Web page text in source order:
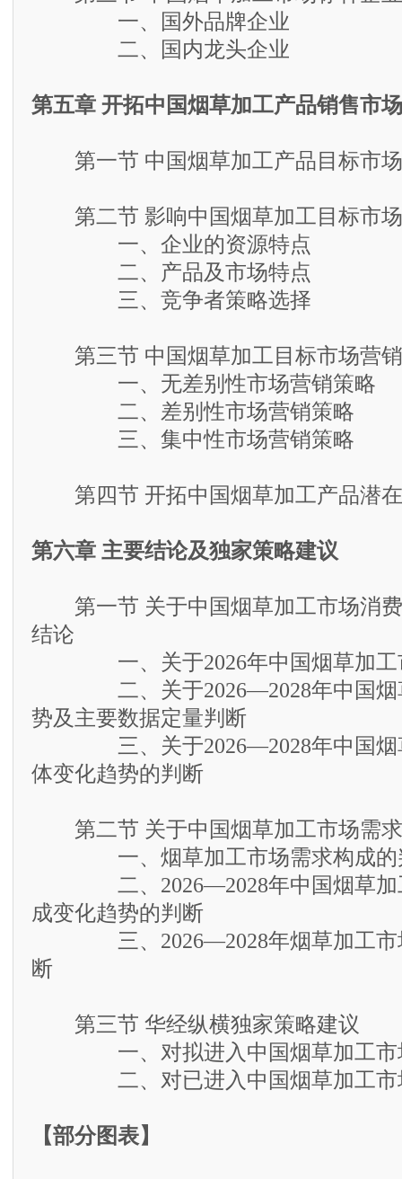
一、国外品牌企业
二、国内龙头企业
第五章 开拓中国烟草加工产品销售市
第一节 中国烟草加工产品目标市场
第二节 影响中国烟草加工目标市场
一、企业的资源特点
二、产品及市场特点
三、竞争者策略选择
第三节 中国烟草加工目标市场营
一、无差别性市场营销策略
二、差别性市场营销策略
三、集中性市场营销策略
第四节 开拓中国烟草加工产品潜在
第六章 主要结论及独家策略建议
第一节 关于中国烟草加工市场消费
结论
一、关于2026年中国烟草加工
二、关于2026—2028年中国烟草
势及主要数据定量判断
三、关于2026—2028年中国烟草
体变化趋势的判断
第二节 关于中国烟草加工市场需求
一、烟草加工市场需求构成的
二、2026—2028年中国烟草加工
成变化趋势的判断
三、2026—2028年烟草加工市场
断
第三节 华经纵横独家策略建议
一、对拟进入中国烟草加工市场
二、对已进入中国烟草加工市场
【部分图表】